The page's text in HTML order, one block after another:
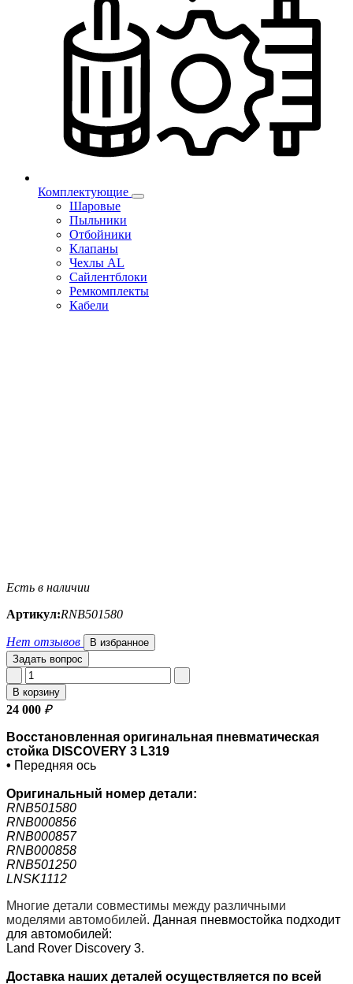
Комплектующие
Шаровые
Пыльники
Отбойники
Клапаны
Чехлы AL
Сайлентблоки
Ремкомплекты
Кабели
Есть в наличии
Артикул:RNB501580
Нет отзывов
В избранное
Задать вопрос
В корзину
24 000 ₽
Восстановленная оригинальная пневматическая
стойка DISCOVERY 3 L319
• Передняя ось
Оригинальный номер детали:
RNB501580
RNB000856
RNB000857
RNB000858
RNB501250
LNSK1112
Многие детали совместимы между различными
моделями автомобилей. Данная пневмостойка подходит
для автомобилей:
Land Rover Discovery 3.
Доставка наших деталей осуществляется по всей